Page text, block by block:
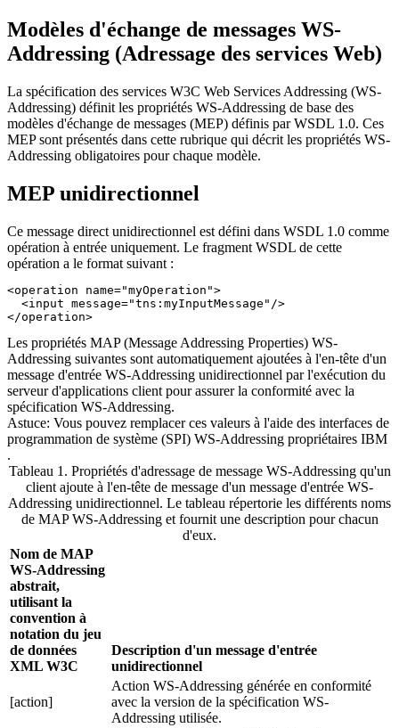
Modèles d'échange de messages WS-
Addressing (Adressage des services Web)
La spécification des services W3C Web Services Addressing (WS-
Addressing) définit les propriétés WS-Addressing de base des
modèles d'échange de messages (MEP) définis par WSDL 1.0. Ces
MEP sont présentés dans cette rubrique qui décrit les propriétés WS-
Addressing obligatoires pour chaque modèle.
MEP unidirectionnel
Ce message direct unidirectionnel est défini dans WSDL 1.0 comme
opération à entrée uniquement. Le fragment WSDL de cette
opération a le format suivant :
<operation name="myOperation">
  <input message="tns:myInputMessage"/>
</operation>
Les propriétés MAP (Message Addressing Properties) WS-
Addressing suivantes sont automatiquement ajoutées à l'en-tête d'un
message d'entrée WS-Addressing unidirectionnel par l'exécution du
serveur d'applications client pour assurer la conformité avec la
spécification WS-Addressing.
Astuce: Vous pouvez remplacer ces valeurs à l'aide des interfaces de
programmation de système (SPI) WS-Addressing propriétaires IBM
.
Tableau 1. Propriétés d'adressage de message WS-Addressing qu'un
client ajoute à l'en-tête de message d'un message d'entrée WS-
Addressing unidirectionnel. Le tableau répertorie les différents noms
de MAP WS-Addressing et fournit une description pour chacun
d'eux.
Nom de MAP
WS-Addressing
abstrait,
utilisant la
convention à
notation du jeu
de données
XML W3C
Description d'un message d'entrée
unidirectionnel
[action]
Action WS-Addressing générée en conformité
avec la version de la spécification WS-
Addressing utilisée.